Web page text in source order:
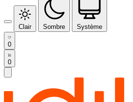
Clair Sombre Système
0
0